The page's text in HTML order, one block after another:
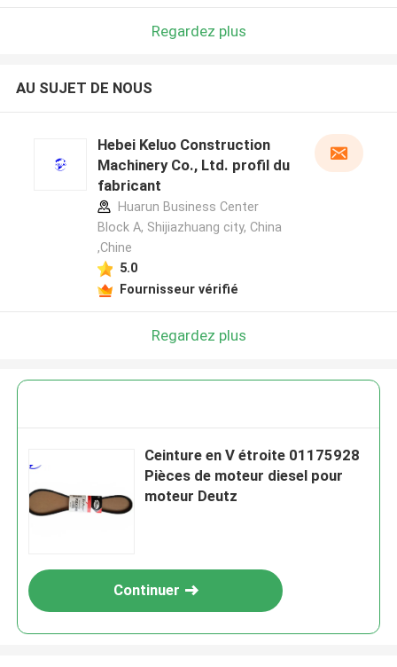
Regardez plus
AU SUJET DE NOUS
Hebei Keluo Construction
Machinery Co., Ltd. profil du
fabricant
Huarun Business Center
Block A, Shijiazhuang city, China
,Chine
5.0
Fournisseur vérifié
Regardez plus
Ceinture en V étroite 01175928
Pièces de moteur diesel pour
moteur Deutz
Continuer